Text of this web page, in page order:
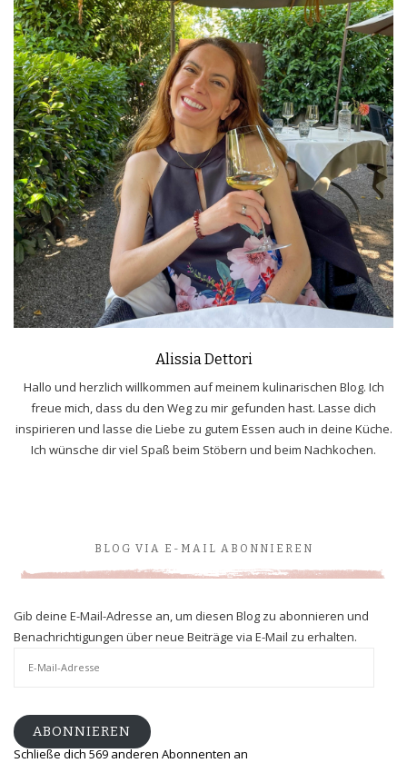
Alissia Dettori
Hallo und herzlich willkommen auf meinem kulinarischen Blog. Ich
freue mich, dass du den Weg zu mir gefunden hast. Lasse dich
inspirieren und lasse die Liebe zu gutem Essen auch in deine Küche.
Ich wünsche dir viel Spaß beim Stöbern und beim Nachkochen.
BLOG VIA E-MAIL ABONNIEREN
Gib deine E-Mail-Adresse an, um diesen Blog zu abonnieren und
Benachrichtigungen über neue Beiträge via E-Mail zu erhalten.
ABONNIEREN
Schließe dich 569 anderen Abonnenten an